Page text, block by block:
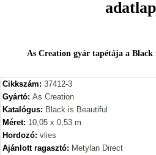
As Creation gyár tapétája a
Cikkszám: 37412-3
Gyártó: As Creation
Katalógus: Black is Beautiful
Méret: 10,05 x 0,53 m
Hordozó: vlies
Ajánlott ragasztó: Metylan Direct